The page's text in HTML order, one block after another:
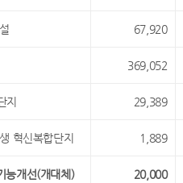
67,920
369,052
지 29,389
혁신복합단지 1,889
능개선(개대체) 20,000